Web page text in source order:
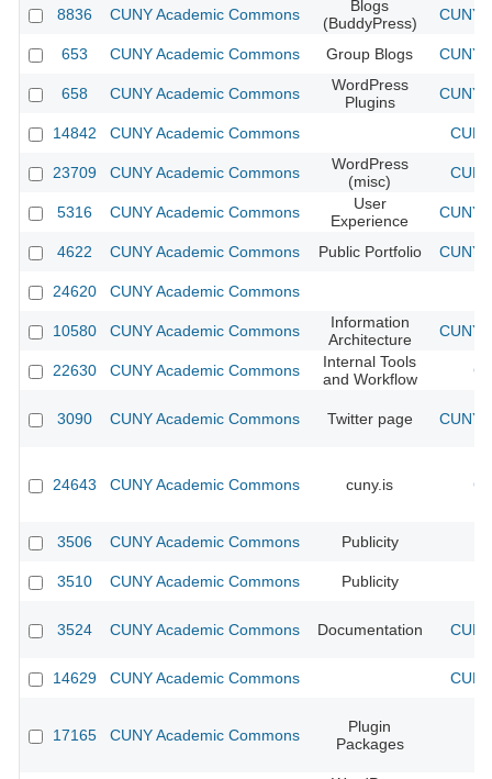
8836 CUNY Academic Commons
Blogs
(BuddyPress)
CUNY
653 CUNY Academic Commons Group Blogs CUNY
658 CUNY Academic Commons
WordPress
Plugins
CUNY
14842 CUNY Academic Commons
23709 CUNY Academic Commons
WordPress
(misc)
5316 CUNY Academic Commons
User
Experience
CUNY
4622 CUNY Academic Commons Public Portfolio CUNY
24620 CUNY Academic Commons
10580 CUNY Academic Commons
Information
Architecture
CUNY
22630 CUNY Academic Commons
Internal Tools
and Workflow
3090 CUNY Academic Commons Twitter page CUNY
24643 CUNY Academic Commons cuny.is
3506 CUNY Academic Commons Publicity
3510 CUNY Academic Commons Publicity
3524 CUNY Academic Commons Documentation
14629 CUNY Academic Commons
17165 CUNY Academic Commons
Plugin
Packages